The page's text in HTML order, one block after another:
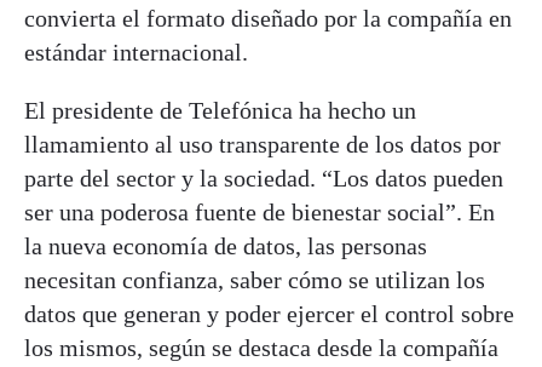
convierta el formato diseñado por la compañía en
estándar internacional.
El presidente de Telefónica ha hecho un
llamamiento al uso transparente de los datos por
parte del sector y la sociedad. “Los datos pueden
ser una poderosa fuente de bienestar social”. En
la nueva economía de datos, las personas
necesitan confianza, saber cómo se utilizan los
datos que generan y poder ejercer el control sobre
los mismos, según se destaca desde la compañía